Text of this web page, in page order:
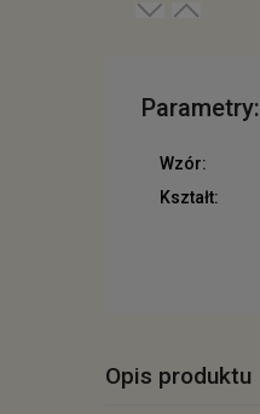
Parametry:
Wzór:
Kształt:
Opis produktu